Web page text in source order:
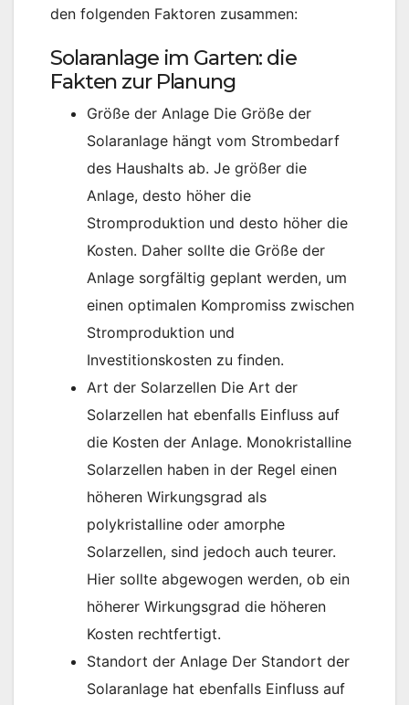
den folgenden Faktoren zusammen:
Solaranlage im Garten: die
Fakten zur Planung
Größe der Anlage Die Größe der
Solaranlage hängt vom Strombedarf
des Haushalts ab. Je größer die
Anlage, desto höher die
Stromproduktion und desto höher die
Kosten. Daher sollte die Größe der
Anlage sorgfältig geplant werden, um
einen optimalen Kompromiss zwischen
Stromproduktion und
Investitionskosten zu finden.
Art der Solarzellen Die Art der
Solarzellen hat ebenfalls Einfluss auf
die Kosten der Anlage. Monokristalline
Solarzellen haben in der Regel einen
höheren Wirkungsgrad als
polykristalline oder amorphe
Solarzellen, sind jedoch auch teurer.
Hier sollte abgewogen werden, ob ein
höherer Wirkungsgrad die höheren
Kosten rechtfertigt.
Standort der Anlage Der Standort der
Solaranlage hat ebenfalls Einfluss auf